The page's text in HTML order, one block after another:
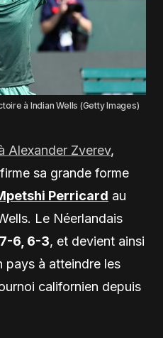
à Indian Wells (Getty Images)
Alexander Zverev,
sa grande forme
Perricard au
Le Néerlandais
7-6, 6-3, et devient ainsi
pays à atteindre les
californien depuis